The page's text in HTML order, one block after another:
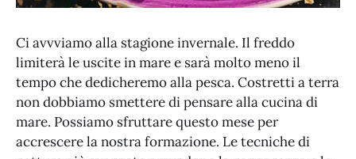
Ci avvviamo alla stagione invernale. Il freddo
limiterà le uscite in mare e sarà molto meno il
tempo che dedicheremo alla pesca. Costretti a terra
non dobbiamo smettere di pensare alla cucina di
mare. Possiamo sfruttare questo mese per
accrescere la nostra formazione. Le tecniche di